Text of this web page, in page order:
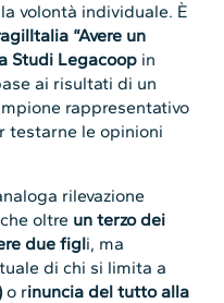
volontà individuale. È
“Avere un
Studi Legacoop in
ai risultati di un
rappresentativo
testarne le opinioni
rilevazione
oltre un terzo dei
due figli, ma
di chi si limita a
o rinuncia del tutto alla